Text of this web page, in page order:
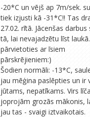
-20*C un vējš ap 7m/sek.
tiek izjusti kā -31*C!! Tas
27.02. rītā. Jācenšas
tā, lai nevajadzētu līst
pārvietoties ar īsiem
pārskrējieniem:)
Šodien normāli: -13*C,
jau mēģina paslēpties un ir
jūtams, nepatīkams. Virs līča
joprojām grozās mākonis,
jau tas - svaigi iztvaikotais.